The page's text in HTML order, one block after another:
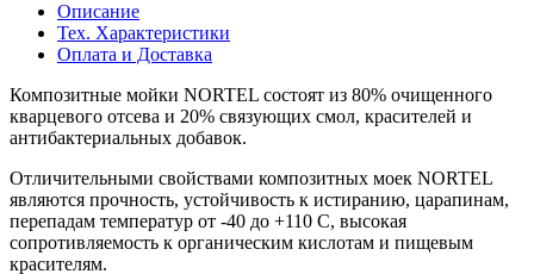
Описание
Тех. Характеристики
Оплата и Доставка
Композитные мойки NORTEL состоят из 80% очищенного
кварцевого отсева и 20% связующих смол, красителей и
антибактериальных добавок.
Отличительными свойствами композитных моек NORTEL
являются прочность, устойчивость к истиранию, царапинам,
перепадам температур от -40 до +110 С, высокая
сопротивляемость к органическим кислотам и пищевым
красителям.